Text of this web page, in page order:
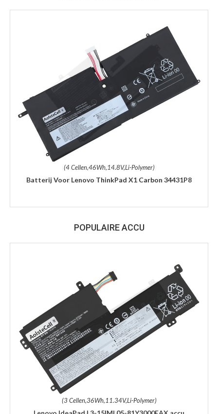
(4 Cellen,46Wh,14.8V,Li-Polymer)
Batterij Voor Lenovo ThinkPad X1 Carbon 34431P8
POPULAIRE ACCU
(3 Cellen,36Wh,11.34V,Li-Polymer)